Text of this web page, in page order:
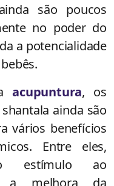
são poucos
no poder do
a potencialidade
acupuntura, os
ainda são
vários benefícios
Entre eles,
estímulo ao
a melhora da